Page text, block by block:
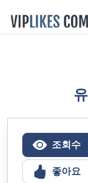
조회수
좋아요